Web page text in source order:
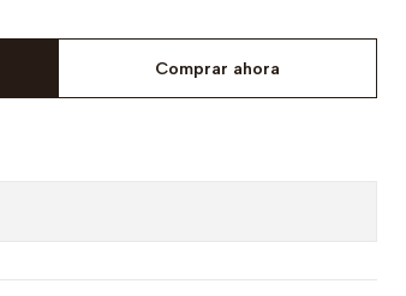
Comprar ahora